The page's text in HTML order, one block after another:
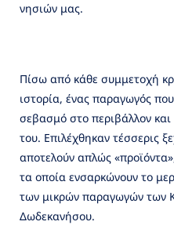
νησιών μας.
Πίσω από κάθε συμμετοχή
ιστορία, ένας παραγωγός
σεβασμό στο περιβάλλον
του. Επιλέχθηκαν τέσσερις
αποτελούν απλώς
τα οποία ενσαρκώνουν το
των μικρών παραγωγών των
Δωδεκανήσου.